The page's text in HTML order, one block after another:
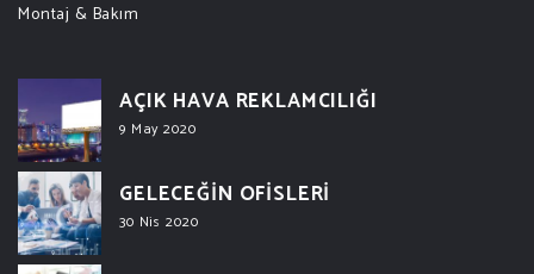
Montaj & Bakım
AÇIK HAVA REKLAMCILIĞI
9 May 2020
GELECEĞİN OFİSLERİ
30 Nis 2020